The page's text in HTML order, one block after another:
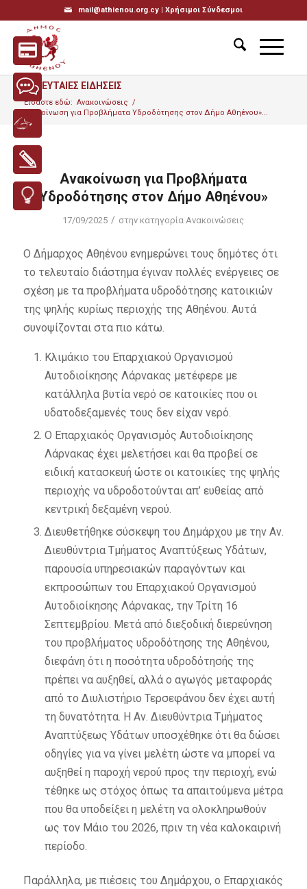
mail@athienou.org.cy | Χρήσιμοι Σύνδεσμοι
ΤΕΛΕΥΤΑΙΕΣ ΕΙΔΗΣΕΙΣ
Είσαστε εδώ: Ανακοινώσεις /
Ανακοίνωση για Προβλήματα Υδροδότησης στον Δήμο Αθηένου»...
Ανακοίνωση για Προβλήματα
Υδροδότησης στον Δήμο Αθηένου»
17/09/2025 / στην κατηγορίαΑνακοινώσεις
Ο Δήμαρχος Αθηένου ενημερώνει τους δημότες ότι
το τελευταίο διάστημα έγιναν πολλές ενέργειες σε
σχέση με τα προβλήματα υδροδότησης κατοικιών
της ψηλής κυρίως περιοχής της Αθηένου. Αυτά
συνοψίζονται στα πιο κάτω.
Κλιμάκιο του Επαρχιακού Οργανισμού
Αυτοδιοίκησης Λάρνακας μετέφερε με
κατάλληλα βυτία νερό σε κατοικίες που οι
υδατοδεξαμενές τους δεν είχαν νερό.
Ο Επαρχιακός Οργανισμός Αυτοδιοίκησης
Λάρνακας έχει μελετήσει και θα προβεί σε
ειδική κατασκευή ώστε οι κατοικίες της ψηλής
περιοχής να υδροδοτούνται απ’ ευθείας από
κεντρική δεξαμένη νερού.
Διευθετήθηκε σύσκεψη του Δημάρχου με την Αν.
Διευθύντρια Τμήματος Αναπτύξεως Υδάτων,
παρουσία υπηρεσιακών παραγόντων και
εκπροσώπων του Επαρχιακού Οργανισμού
Αυτοδιοίκησης Λάρνακας, την Τρίτη 16
Σεπτεμβρίου. Μετά από διεξοδική διερεύνηση
του προβλήματος υδροδότησης της Αθηένου,
διεφάνη ότι η ποσότητα υδροδότησής της
πρέπει να αυξηθεί, αλλά ο αγωγός μεταφοράς
από το Διυλιστήριο Τερσεφάνου δεν έχει αυτή
τη δυνατότητα. Η Αν. Διευθύντρια Τμήματος
Αναπτύξεως Υδάτων υποσχέθηκε ότι θα δώσει
οδηγίες για να γίνει μελέτη ώστε να μπορεί να
αυξηθεί η παροχή νερού προς την περιοχή, ενώ
τέθηκε ως στόχος όπως τα απαιτούμενα μέτρα
που θα υποδείξει η μελέτη να ολοκληρωθούν
ως τον Μάιο του 2026, πριν τη νέα καλοκαιρινή
περίοδο.
Παράλληλα, με πιέσεις του Δημάρχου, ο Επαρχιακός